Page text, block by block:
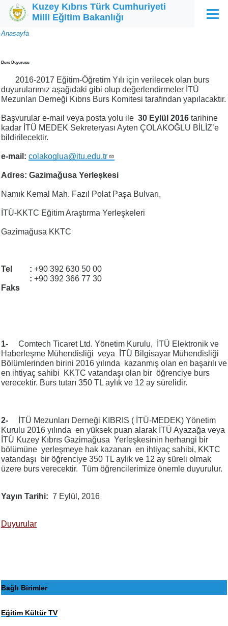
Ana içeriğe atla
Kuzey Kıbrıs Türk Cumhuriyeti
Milli Eğitim Bakanlığı
Menü
Sayfa
Anasayfa
Burs Duyurusu
2016-2017 Eğitim-Öğretim Yılı için verilecek olan burs
duyurularımız aşağıdaki gibi olup değerlendirmeler İTÜ
Mezunları Derneği Kıbrıs Burs Komitesi tarafından yapılacaktır.
Başvurular e-mail veya posta yolu ile 30 Eylül 2016 tarihine
kadar İTÜ MEDEK Sekreteryası Ayten ÇOLAKOĞLU BİLİZ’e
bildirilecektir.
e-mail: colakoglua@itu.edu.tr
Adres: Gazimağusa Yerleşkesi
Namık Kemal Mah. Fazıl Polat Paşa Bulvarı,
İTÜ-KKTC Eğitim Araştırma Yerleşkeleri
Gazimağusa KKTC
Tel
Faks
: +90 392 630 50 00
: +90 392 366 77 30
1- Comtech Ticaret Ltd. Yönetim Kurulu, İTÜ Elektronik ve
Haberleşme Mühendisliği veya İTÜ Bilgisayar Mühendisliği
Bölümlerinden birini 2016 yılında kazanmış olan en başarılı ve
en ihtiyaç sahibi KKTC vatandaşı olan bir öğrenciye burs
verecektir. Burs tutarı 350 TL aylık ve 12 ay sürelidir.
2-
İTÜ Mezunları Derneği KIBRIS ( İTÜ-MEDEK) Yönetim
Kurulu 2016 yılında en yüksek puan alarak İTÜ Ayazağa veya
İTÜ Kuzey Kıbrıs Gazimağusa Yerleşkesinin herhangi bir
bölümüne yerleşmeye hak kazanan en ihtiyaç sahibi, KKTC
vatandaşı bir öğrenciye 350 TL aylık ve 12 ay süreli olmak
üzere burs verecektir. Tüm öğrencilerimize önemle duyurulur.
Yayın Tarihi 7 Eylül, 2016
Duyurular
Bağlı Birimler
Eğitim Kültür TV